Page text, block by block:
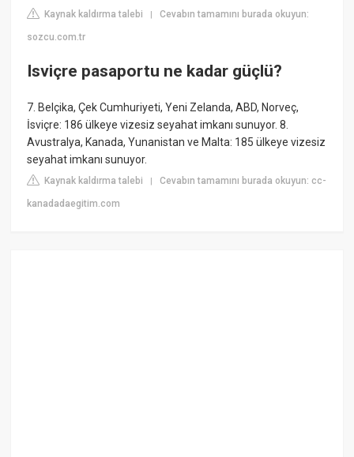
Kaynak kaldırma talebi |Cevabın tamamını burada okuyun:
sozcu.com.tr
Isviçre pasaportu ne kadar güçlü?
7. Belçika, Çek Cumhuriyeti, Yeni Zelanda, ABD, Norveç,
İsviçre: 186 ülkeye vizesiz seyahat imkanı sunuyor. 8.
Avustralya, Kanada, Yunanistan ve Malta: 185 ülkeye vizesiz
seyahat imkanı sunuyor.
Kaynak kaldırma talebi |Cevabın tamamını burada okuyun: cc-
kanadadaegitim.com